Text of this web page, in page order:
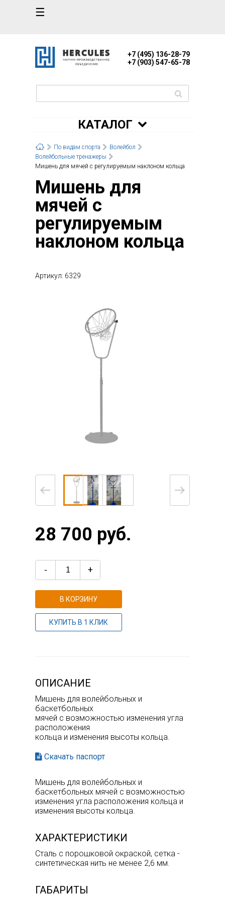
☰
+7 (495) 136-28-79
+7 (903) 547-65-78
КАТАЛОГ
По видам спорта
Волейбол
Волейбольные тренажеры
Мишень для мячей с регулируемым наклоном кольца
Мишень для
мячей с
регулируемым
наклоном кольца
Артикул: 6329
28 700 руб.
- +
В КОРЗИНУ
КУПИТЬ В 1 КЛИК
ОПИСАНИЕ
Мишень для волейбольных и
баскетбольных
мячей с возможностью изменения угла
расположения
кольца и изменения высоты кольца.
Скачать паспорт
Мишень для волейбольных и
баскетбольных мячей с возможностью
изменения угла расположения кольца и
изменения высоты кольца.
ХАРАКТЕРИСТИКИ
Сталь с порошковой окраской, сетка -
синтетическая нить не менее 2,6 мм.
ГАБАРИТЫ